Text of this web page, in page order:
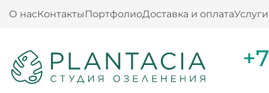
О насКонтакты ПортфолиоДоставка и оплатаУслуги